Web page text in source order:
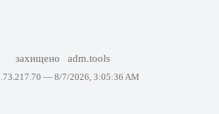
захищено adm.tools
— 8/7/2026, 3:05:36 AM